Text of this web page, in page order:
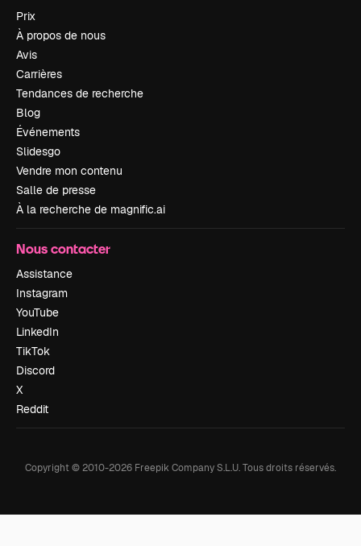
Prix
À propos de nous
Avis
Carrières
Tendances de recherche
Blog
Événements
Slidesgo
Vendre mon contenu
Salle de presse
À la recherche de magnific.ai
Nous contacter
Assistance
Instagram
YouTube
LinkedIn
TikTok
Discord
X
Reddit
Copyright © 2010-2026 Freepik Company S.L.U.Tous droits réservés.